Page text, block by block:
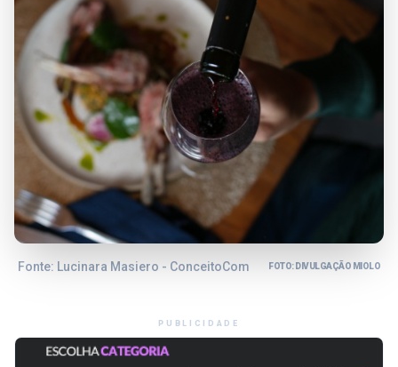
Fonte: Lucinara Masiero - ConceitoCom FOTO: DIVULGAÇÃO MIOLO
PUBLICIDADE